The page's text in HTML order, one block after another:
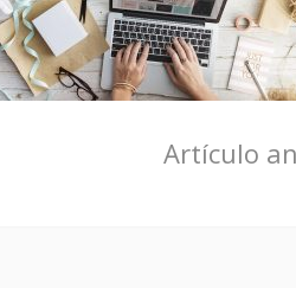
Artículo